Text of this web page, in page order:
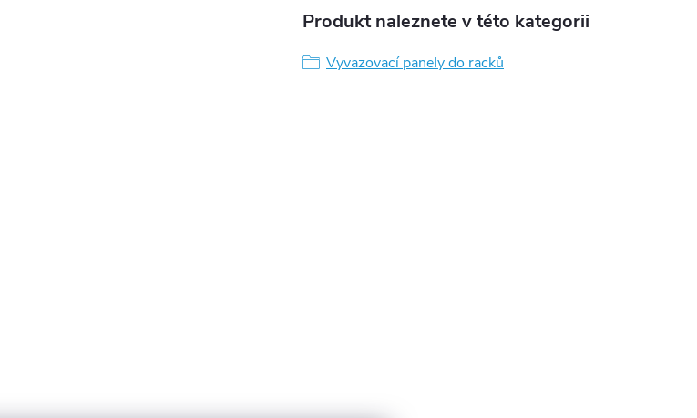
Produkt naleznete v této kategorii
Vyvazovací panely do racků